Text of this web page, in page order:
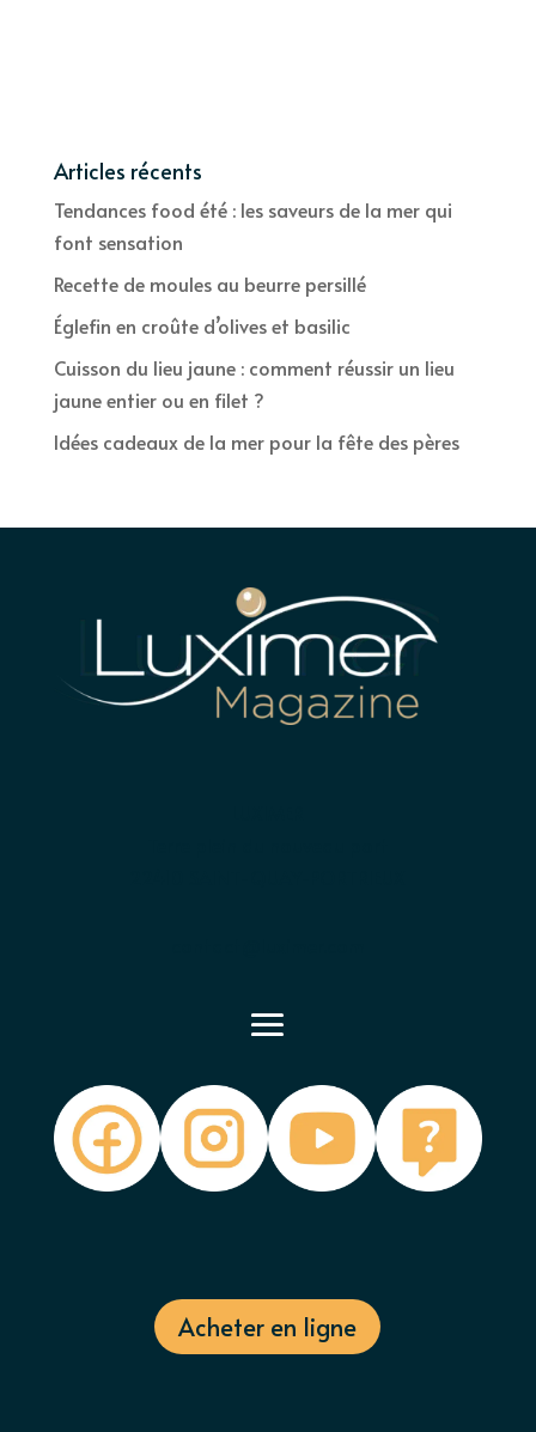
Articles récents
Tendances food été : les saveurs de la mer qui
font sensation
Recette de moules au beurre persillé
Églefin en croûte d’olives et basilic
Cuisson du lieu jaune : comment réussir un lieu
jaune entier ou en filet ?
Idées cadeaux de la mer pour la fête des pères
Acheter en ligne